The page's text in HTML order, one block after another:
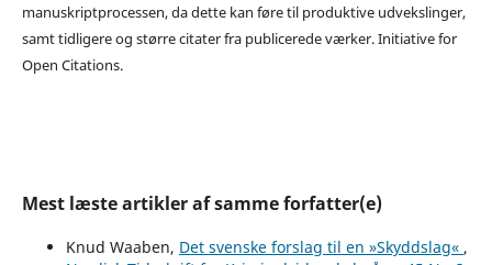
manuskriptprocessen, da dette kan føre til produktive udvekslinger,
samt tidligere og større citater fra publicerede værker. Initiative for
Open Citations.
Mest læste artikler af samme forfatter(e)
Knud Waaben, Det svenske forslag til en »Skyddslag« ,